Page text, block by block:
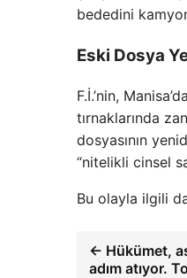
bededini
Eski Dosya
F.İ.’nin,
tırnaklarında
dosyasının
“nitelikli cinsel
Bu olayla ilgili
← Hükümet,
adım atıyor.